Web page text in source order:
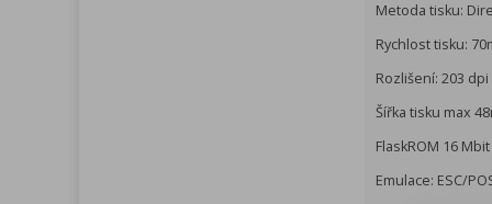
Metoda tisku:
Rychlost tisku:
Rozlišení: 203 dpi
Šířka tisku max
FlaskROM 16 Mbit
Emulace: ESC/